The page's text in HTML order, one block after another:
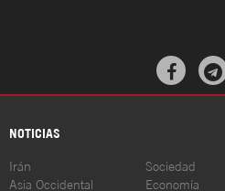
NOTICIAS
Irán
Asia Occidental
Sociedad
Economía